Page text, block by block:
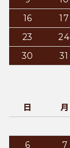
16
17
23
24
30
31
日
月
6
7